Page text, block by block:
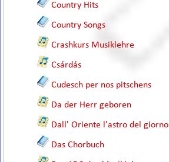
Country Hits
Country Songs
Crashkurs Musiklehre
Csárdás
Cudesch per nos pitschens
Da der Herr geboren
Dall' Oriente l'astro del giorno
Das Chorbuch